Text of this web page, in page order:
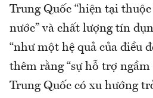
Trung Quốc “hiện tại
nước” và chất lượng tín
“như một hệ quả của điều
thêm rằng “sự hỗ trợ
Trung Quốc có xu hướng